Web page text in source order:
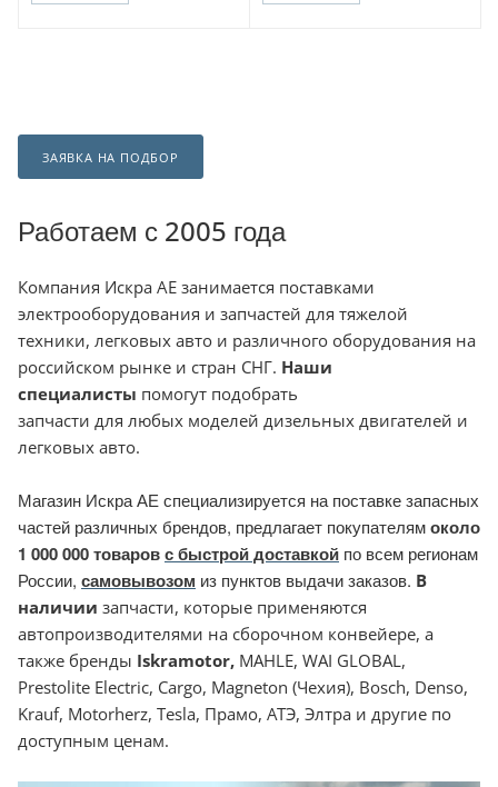
ЗАЯВКА НА ПОДБОР
Работаем с 2005 года
Компания Искра АЕ занимается поставками
электрооборудования и запчастей для тяжелой
техники, легковых авто и различного оборудования на
российском рынке и стран СНГ. Наши
специалисты помогут подобрать
запчасти для любых моделей дизельных двигателей и
легковых авто.
Магазин Искра АЕ специализируется на поставке запасных
частей различных брендов, предлагает покупателямоколо
1 000 000 товаровс быстрой доставкой по всем регионам
России, самовывозом из пунктов выдачи заказов. В
наличии запчасти, которые применяются
автопроизводителями на сборочном конвейере, а
также бренды Iskramotor, MAHLE, WAI GLOBAL,
Prestolite Electric, Cargo, Magneton (Чехия), Bosch, Denso,
Krauf, Motorherz, Tesla, Прамо, АТЭ, Элтра и другие по
доступным ценам.